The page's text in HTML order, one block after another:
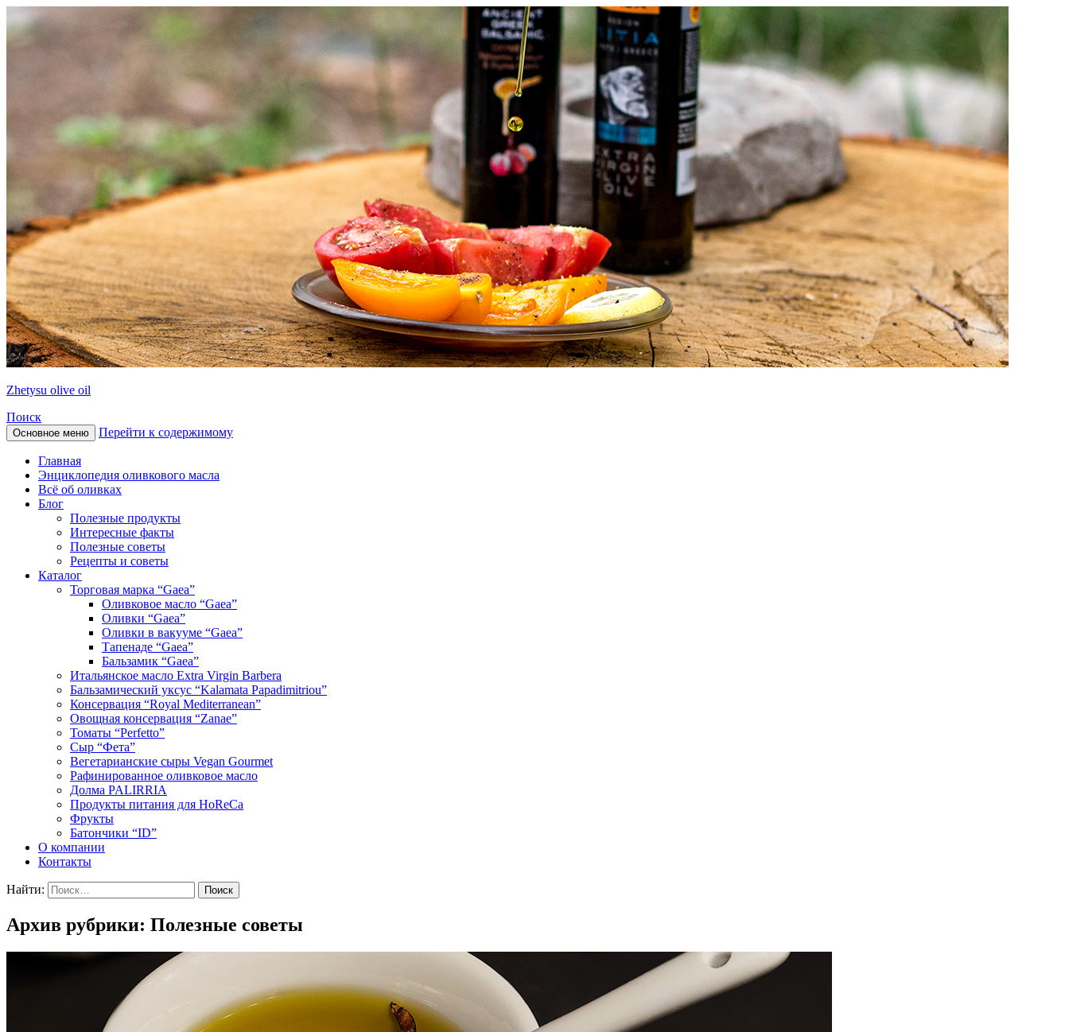
Zhetysu olive oil
Поиск
Основное меню Перейти к содержимому
Главная
Энциклопедия оливкового масла
Всё об оливках
Блог
Полезные продукты
Интересные факты
Полезные советы
Рецепты и советы
Каталог
Торговая марка “Gaea”
Оливковое масло “Gaea”
Оливки “Gaea”
Оливки в вакууме “Gaea”
Тапенаде “Gaea”
Бальзамик “Gaea”
Итальянское масло Extra Virgin Barbera
Бальзамический уксус “Kalamata Papadimitriou”
Консервация “Royal Mediterranean”
Овощная консервация “Zanae”
Томаты “Perfetto”
Сыр “Фета”
Вегетарианские сыры Vegan Gourmet
Рафинированное оливковое масло
Долма PALIRRIA
Продукты питания для HoReCa
Фрукты
Батончики “ID”
О компании
Контакты
Найти:
Архив рубрики: Полезные советы